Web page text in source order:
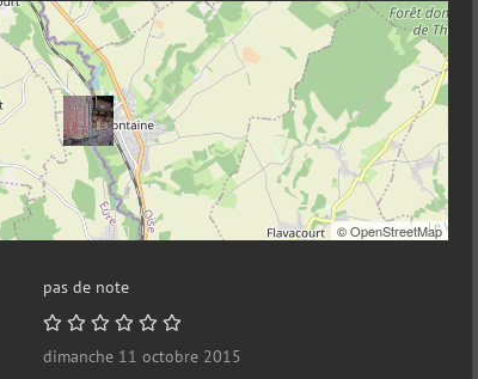
©OpenStreetMap
pas de note
dimanche 11 octobre 2015